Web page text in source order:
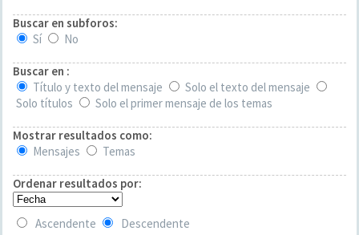
Buscar en subforos:
Sí
No
Buscar en :
Título y texto del mensaje
Solo el texto del mensaje
Solo títulos
Solo el primer mensaje de los temas
Mostrar resultados como:
Mensajes
Temas
Ordenar resultados por:
Ascendente Descendente